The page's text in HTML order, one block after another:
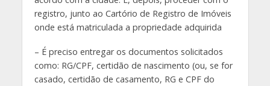
registro, junto ao Cartório de Registro de Imóveis
onde está matriculada a propriedade adquirida
– É preciso entregar os documentos solicitados
como: RG/CPF, certidão de nascimento (ou, se for
casado, certidão de casamento, RG e CPF do